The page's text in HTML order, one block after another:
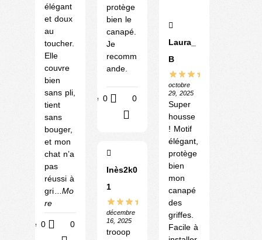
élégant
et doux
au
toucher.
Elle
couvre
bien
sans pli,
tient
sans
bouger,
et mon
chat n’a
pas
réussi à
gri
...Mo
re
Utile 0 0
protège
bien le
canapé.
Je
recomm
ande.
Utile 0 0
Inès2k0
1
décembre
16, 2025
trooop
Laura_
B
octobre
29, 2025
Super
housse
! Motif
élégant,
protège
bien
mon
canapé
des
griffes.
Facile à